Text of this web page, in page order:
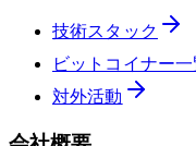
技術スタック
ビットコイナー一
対外活動